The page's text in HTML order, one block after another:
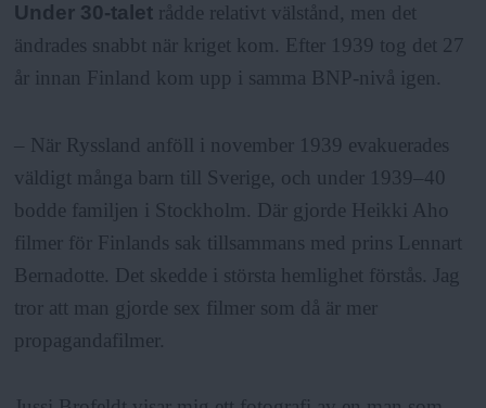
Under 30-talet rådde relativt välstånd, men det
ändrades snabbt när kriget kom. Efter 1939 tog det 27
år innan Finland kom upp i samma BNP-nivå igen.
– När Ryssland anföll i november 1939 evakuerades
väldigt många barn till Sverige, och under 1939–40
bodde familjen i Stockholm. Där gjorde Heikki Aho
filmer för Finlands sak tillsammans med prins Lennart
Bernadotte. Det skedde i största hemlighet förstås. Jag
tror att man gjorde sex filmer som då är mer
propagandafilmer.